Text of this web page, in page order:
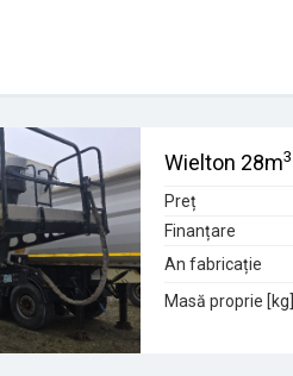
Wielton 28m3
Preț
Finanțare
An fabricație
Masă proprie [kg]